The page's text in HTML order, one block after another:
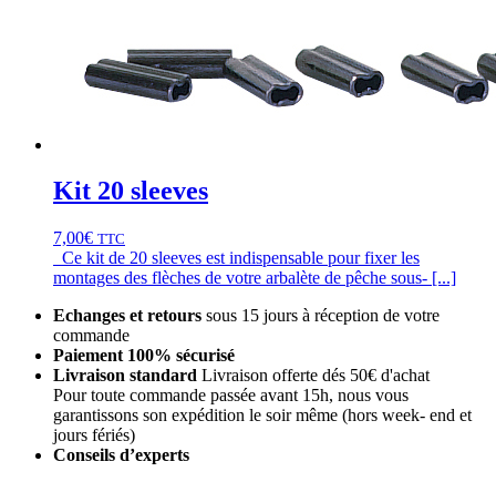
Kit 20 sleeves
7,00€ TTC
Ce kit de 20 sleeves est indispensable pour fixer les
montages des flèches de votre arbalète de pêche sous- [...]
Echanges et retours sous 15 jours à réception de votre
commande
Paiement 100% sécurisé
Livraison standard Livraison offerte dés 50€ d'achat
Pour toute commande passée avant 15h, nous vous
garantissons son expédition le soir même (hors week- end et
jours fériés)
Conseils d’experts